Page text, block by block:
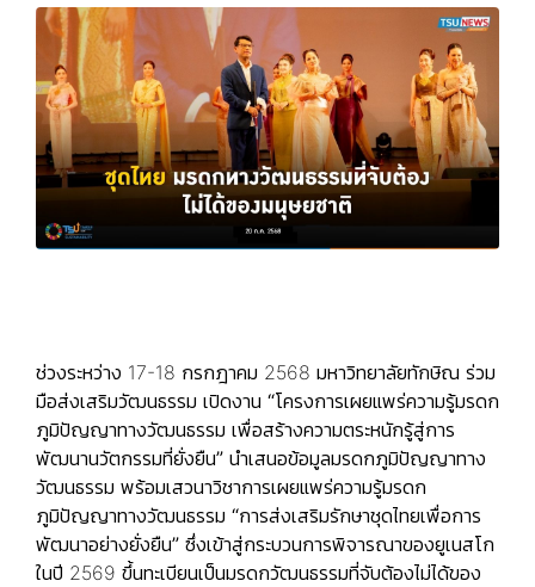
ช่วงระหว่าง 17-18 กรกฎาคม 2568 มหาวิทยาลัยทักษิณ ร่วม
มือส่งเสริมวัฒนธรรม เปิดงาน “โครงการเผยแพร่ความรู้มรดก
ภูมิปัญญาทางวัฒนธรรม เพื่อสร้างความตระหนักรู้สู่การ
พัฒนานวัตกรรมที่ยั่งยืน” นำเสนอข้อมูลมรดกภูมิปัญญาทาง
วัฒนธรรม พร้อมเสวนาวิชาการเผยแพร่ความรู้มรดก
ภูมิปัญญาทางวัฒนธรรม “การส่งเสริมรักษาชุดไทยเพื่อการ
พัฒนาอย่างยั่งยืน” ซึ่งเข้าสู่กระบวนการพิจารณาของยูเนสโก
ในปี 2569 ขึ้นทะเบียนเป็นมรดกวัฒนธรรมที่จับต้องไม่ได้ของ